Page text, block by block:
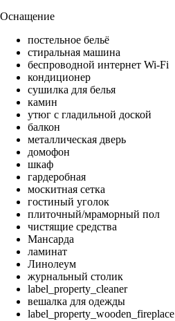
Оснащение
постельное бельё
стиральная машина
беспроводной интернет Wi-Fi
кондиционер
сушилка для белья
камин
утюг с гладильной доской
балкон
металлическая дверь
домофон
шкаф
гардеробная
москитная сетка
гостиный уголок
плиточный/мраморный пол
чистящие средства
Мансарда
ламинат
Линолеум
журнальный столик
label_property_cleaner
вешалка для одежды
label_property_wooden_fireplace